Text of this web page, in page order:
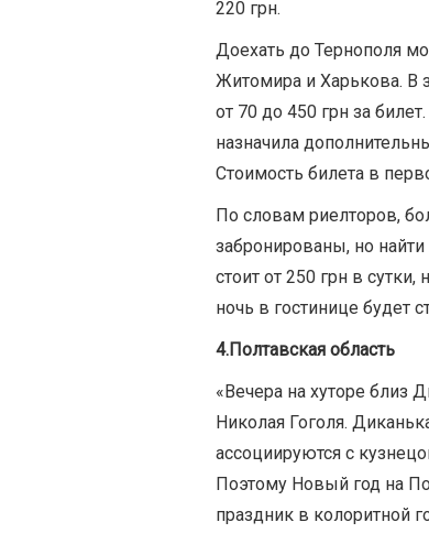
220 грн.
Доехать до Тернополя
Житомира и Харькова. В
от 70 до 450 грн за
назначила
Стоимость билета в
По словам риелторов,
забронированы, но
стоит от 250 грн в
ночь в гостинице будет
4.Полтавская область
«Вечера на хуторе близ
Николая Гоголя.
ассоциируются с
Поэтому Новый год на
праздник в колоритной